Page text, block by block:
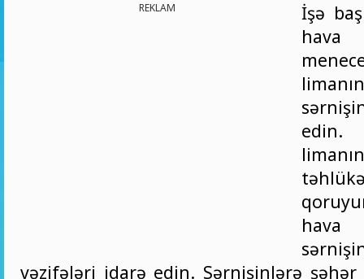
REKLAM
İşə
edin.
vəzifələri idarə edin. Sərnişinlərə şəhər